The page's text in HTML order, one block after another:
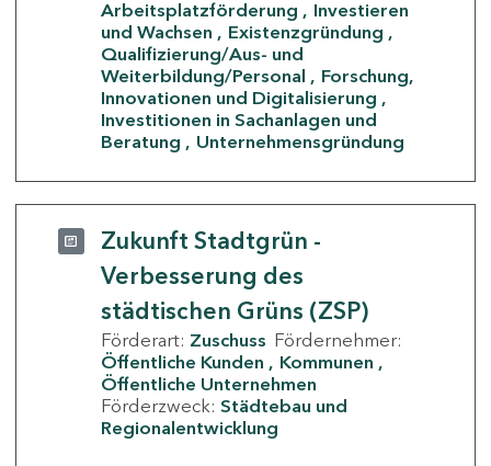
Arbeitsplatzförderung
Investieren
und Wachsen
Existenzgründung
Qualifizierung/Aus- und
Weiterbildung/Personal
Forschung,
Innovationen und Digitalisierung
Investitionen in Sachanlagen und
Beratung
Unternehmensgründung
Zukunft Stadtgrün -
Verbesserung des
städtischen Grüns (ZSP)
Förderart: Zuschuss Fördernehmer:
Öffentliche Kunden
Kommunen
Öffentliche Unternehmen
Förderzweck: Städtebau und
Regionalentwicklung